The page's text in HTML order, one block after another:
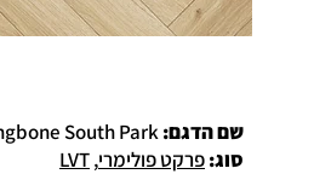
שם הדגם:
סוג:פרקט פולימרי,
LVT